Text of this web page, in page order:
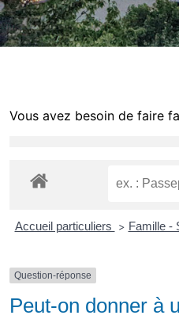
Vous avez besoin de faire
Accueil particuliers > Famille -
Question-réponse
Peut-on donner à